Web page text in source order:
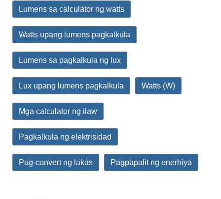
Lumens sa calculator ng watts
Watts upang lumens pagkalkula
Lumens sa pagkalkula ng lux
Lux upang lumens pagkalkula Watts (W)
Mga calculator ng ilaw
Pagkalkula ng elektrisidad
Pag-convert ng lakas Pagpapalit ng enerhiya